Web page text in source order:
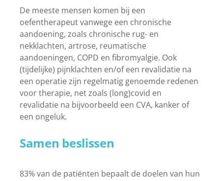
De meeste mensen komen bij een
oefentherapeut vanwege een chronische
aandoening, zoals chronische rug- en
nekklachten, artrose, reumatische
aandoeningen, COPD en fibromyalgie. Ook
(tijdelijke) pijnklachten en/of een revalidatie na
een operatie zijn regelmatig genoemde redenen
voor therapie, net zoals (long)covid en
revalidatie na bijvoorbeeld een CVA, kanker of
een ongeluk.
Samen beslissen
83% van de patiënten bepaalt de doelen van hun